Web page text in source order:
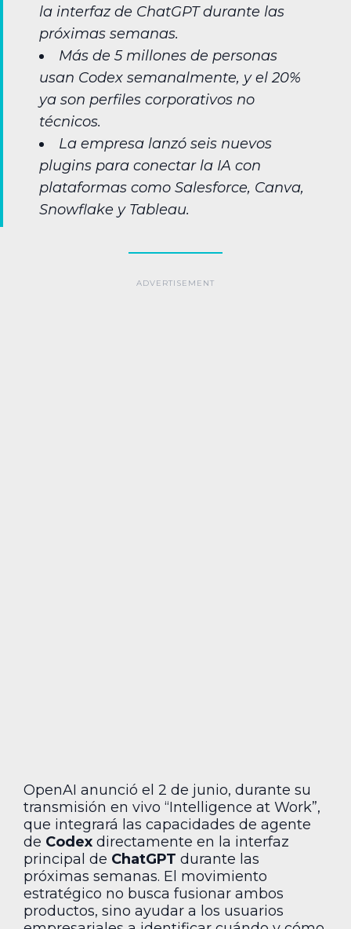
la interfaz de ChatGPT durante las
próximas semanas.
Más de 5 millones de personas
usan Codex semanalmente, y el 20%
ya son perfiles corporativos no
técnicos.
La empresa lanzó seis nuevos
plugins para conectar la IA con
plataformas como Salesforce, Canva,
Snowflake y Tableau.
OpenAI anunció el 2 de junio, durante su
transmisión en vivo “Intelligence at Work”,
que integrará las capacidades de agente
de Codex directamente en la interfaz
principal de ChatGPT durante las
próximas semanas. El movimiento
estratégico no busca fusionar ambos
productos, sino ayudar a los usuarios